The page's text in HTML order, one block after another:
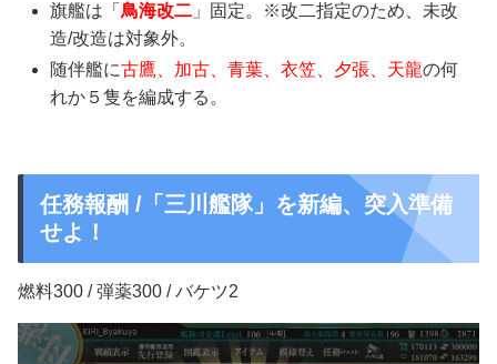
旗艦は「鳥海改二 」固定。※改二指定のため、未改
造/改造は対象外。
随伴艦に古鷹、加古、青葉、衣笠、夕張、天龍の何
れか５隻を編成する。
任務報酬 /「三川艦隊」を新編、突入準備
せよ！
燃料300 / 弾薬300 / バケツ2